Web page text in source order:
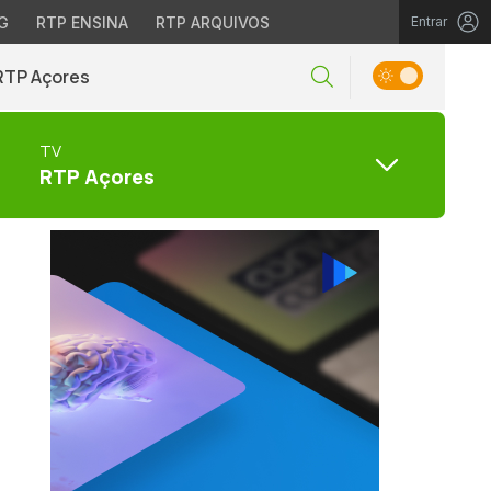
RTP ENSINA RTP ARQUIVOS Entrar
Açores
TV
RTP Açores